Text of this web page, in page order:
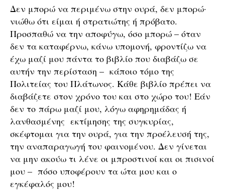
Δεν μπορώ να περιμένω στην ουρά, δεν μπορώ·
νιώθω ότι είμαι ή στρατιώτης ή πρόβατο.
Προσπαθώ να την αποφύγω, όσο μπορώ – όταν
δεν τα καταφέρνω, κάνω υπομονή, φροντίζω να
έχω μαζί μου πάντα το βιβλίο που διαβάζω σε
αυτήν την περίσταση – κάποιο τόμο της
Πολιτείας του Πλάτωνος. Κάθε βιβλίο πρέπει να
διαβάζετε στον χρόνο του και στο χώρο του! Εάν
δεν το πάρω μαζί μου, λόγω αφηρημάδας ή
λανθασμένης εκτίμησης της συγκυρίας,
σκέφτομαι για την ουρά, για την προέλευσή της,
την αναπαραγωγή του φαινομένου. Δεν γίνεται
να μην ακούω τι λένε οι μπροστινοί και οι πισινοί
μου – πόσο υποφέρουν τα ώτα μου και ο
εγκέφαλός μου!